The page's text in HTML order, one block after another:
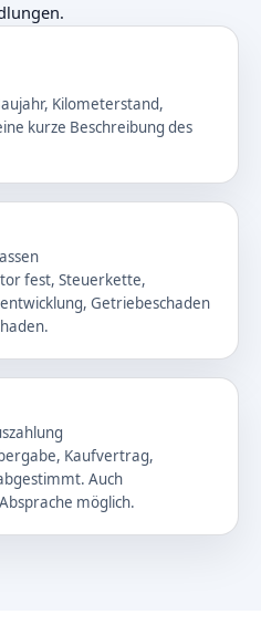
Kilometerstand,
kurze Beschreibung des
fest, Steuerkette,
Getriebeschaden
Kaufvertrag,
Auch
möglich.